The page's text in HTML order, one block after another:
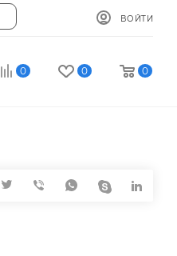
ВОЙТИ
0 0 0